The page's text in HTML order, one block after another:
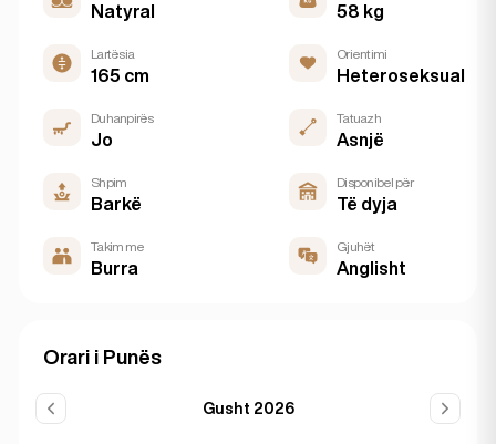
Natyral 58 kg
Lartësia
165 cm
Orientimi
Heteroseksual
Duhanpirës
Jo
Tatuazh
Asnjë
Shpim
Barkë
Disponibel për
Të dyja
Takim me
Burra
Gjuhët
Anglisht
Orari i Punës
Gusht 2026